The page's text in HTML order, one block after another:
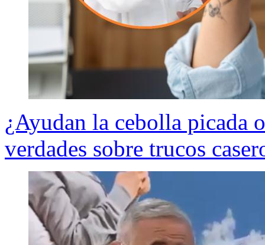
¿Ayudan la cebolla picada
verdades sobre trucos